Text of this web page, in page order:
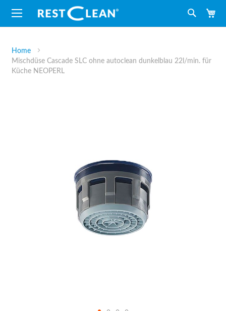
Suche
Home
Mischdüse Cascade SLC ohne autoclean dunkelblau 22l/min. für
Küche NEOPERL